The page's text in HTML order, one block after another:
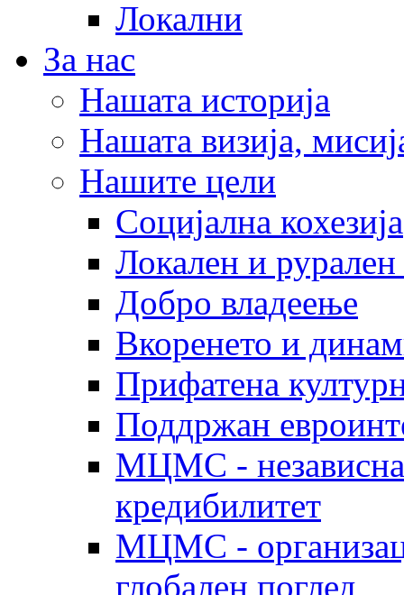
Локални
За нас
Нашата историја
Нашата визија,
Нашите цели
Социјална кохезија
Локален и рурален
Добро владеење
Вкоренето и
Прифатена
Поддржан
МЦМС - независна
кредибилитет
МЦМС -
глобален поглед